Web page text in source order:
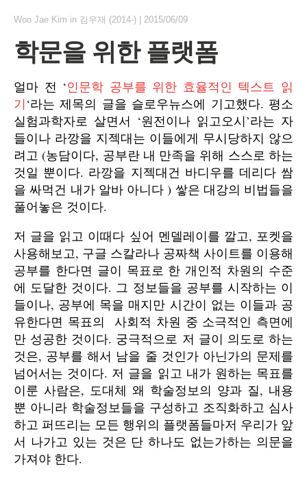
Woo Jae Kim in 김우재 (2014-) 2015/06/09
학문을 위한 플랫폼
얼마 전 ‘인문학 공부를 위한 효율적인 텍스트 읽
기‘라는 제목의 글을 슬로우뉴스에 기고했다. 평소
실험과학자로 살면서 ‘원전이나 읽고오시’라는 자
들이나 라깡을 지젝대는 이들에게 무시당하지 않으
려고 (농담이다, 공부란 내 만족을 위해 스스로 하는
것일 뿐이다. 라깡을 지젝대건 바디우를 데리다 쌈
을 싸먹건 내가 알바 아니다 ) 쌓은 대강의 비법들을
풀어놓은 것이다.
저 글을 읽고 이때다 싶어 멘델레이를 깔고, 포켓을
사용해보고, 구글 스칼라나 공짜책 사이트를 이용해
공부를 한다면 글이 목표로 한 개인적 차원의 수준
에 도달한 것이다. 그 정보들을 공부를 시작하는 이
들이나, 공부에 목을 매지만 시간이 없는 이들과 공
유한다면 목표의 사회적 차원 중 소극적인 측면에
만 성공한 것이다. 궁극적으로 저 글이 의도로 하는
것은, 공부를 해서 남을 줄 것인가 아닌가의 문제를
넘어서는 것이다. 저 글을 읽고 내가 원하는 목표를
이룬 사람은, 도대체 왜 학술정보의 양과 질, 내용
뿐 아니라 학술정보들을 구성하고 조직화하고 심사
하고 퍼뜨리는 모든 행위의 플랫폼들마저 우리가 앞
서 나가고 있는 것은 단 하나도 없는가하는 의문을
가져야 한다.